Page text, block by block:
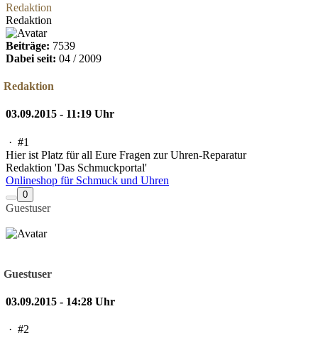
Redaktion
Redaktion
Beiträge: 7539
Dabei seit: 04 / 2009
Redaktion
03.09.2015 - 11:19 Uhr
· #1
Hier ist Platz für all Eure Fragen zur Uhren-Reparatur
Redaktion 'Das Schmuckportal'
Onlineshop für Schmuck und Uhren
0
Guestuser
Guestuser
03.09.2015 - 14:28 Uhr
· #2